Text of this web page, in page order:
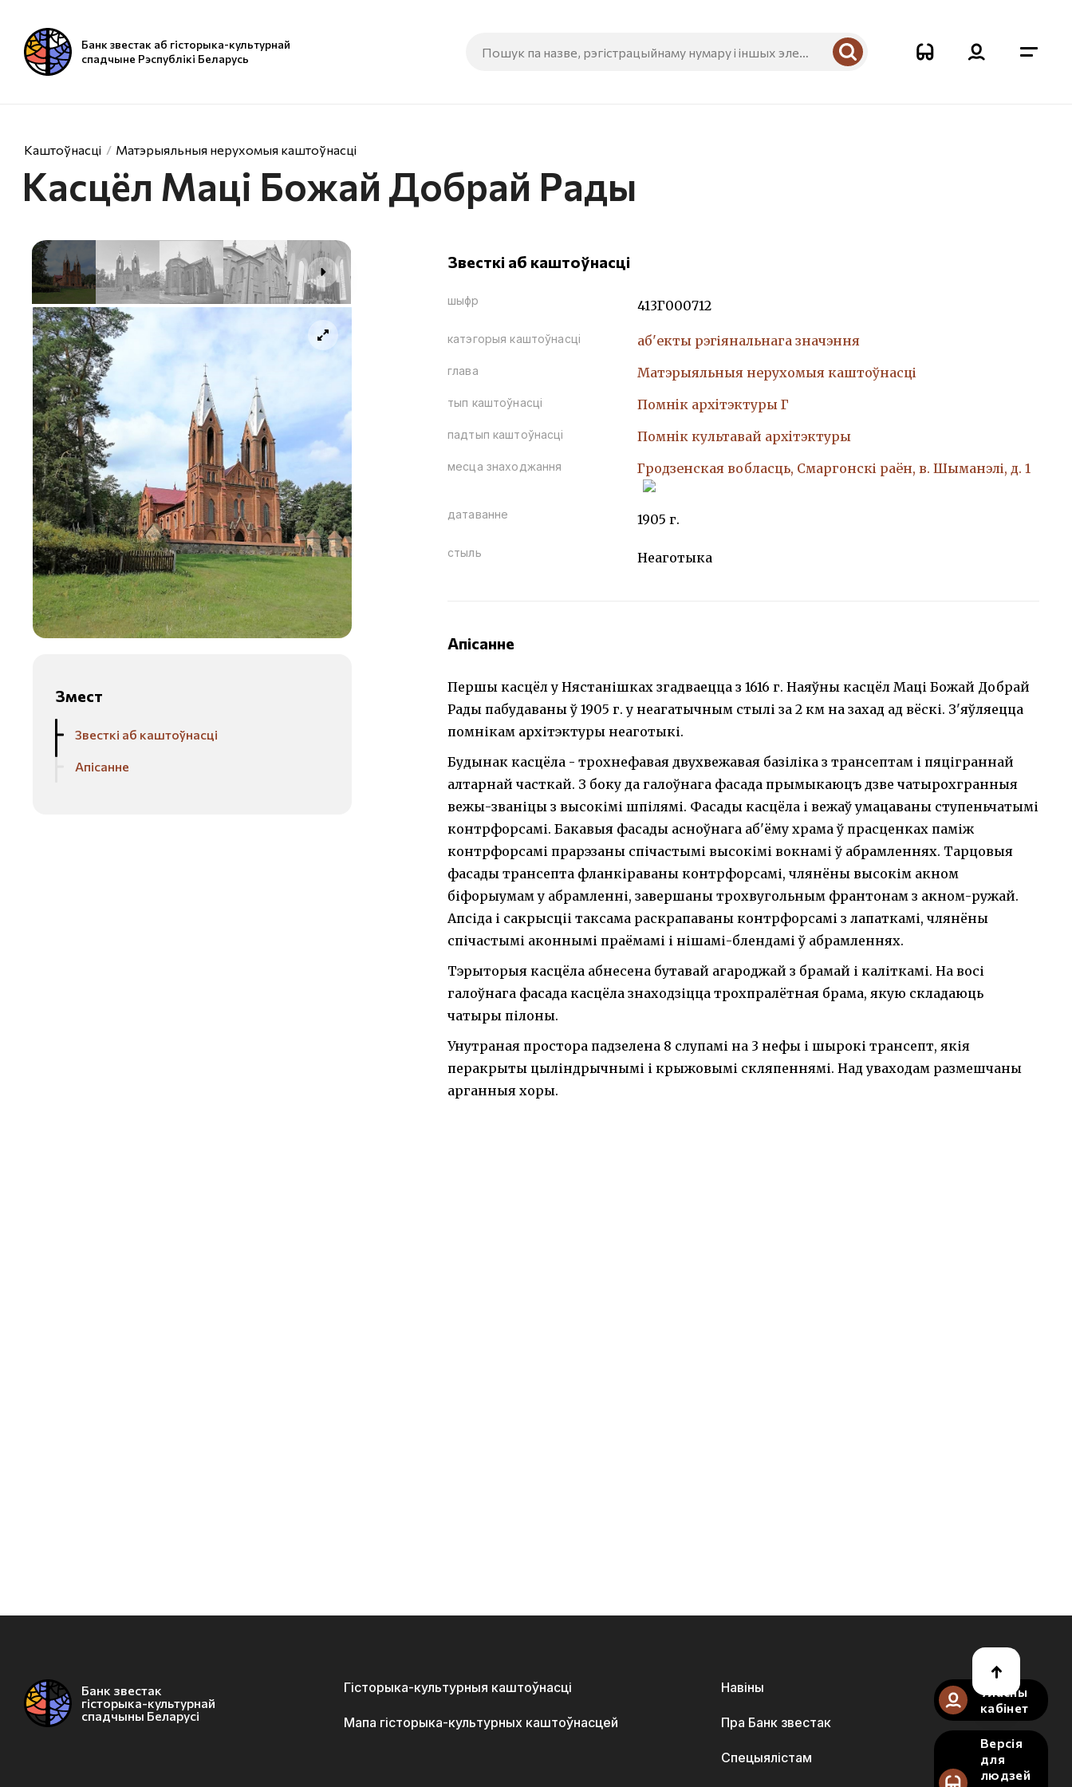
Банк звестак аб гісторыка-культурнай
спадчыне Рэспублікі Беларусь
Каштоўнасці Матэрыяльныя нерухомыя каштоўнасці
Касцёл Маці Божай Добрай Рады
Змест
Звесткі аб каштоўнасці
Апісанне
Звесткі аб каштоўнасці
шыфр 413Г000712
катэгорыя каштоўнасці аб'екты рэгіянальнага значэння
глава Матэрыяльныя нерухомыя каштоўнасці
тып каштоўнасці Помнiк архiтэктуры Г
падтып каштоўнасці Помнiк культавай архiтэктуры
месца знаходжання Гродзенская вобласць, Смаргонскі раён, в. Шыманэлі, д. 1
датаванне 1905 г.
стыль Неаготыка
Апісанне
Першы касцёл у Нястанішках згадваецца з 1616 г. Наяўны касцёл Маці Божай Добрай
Рады пабудаваны ў 1905 г. у неагатычным стылі за 2 км на захад ад вёскі. З'яўляецца
помнікам архітэктуры неаготыкі.
Будынак касцёла - трохнефавая двухвежавая базіліка з трансептам і пяціграннай
алтарнай часткай. З боку да галоўнага фасада прымыкаюцъ дзве чатырохгранныя
вежы-званіцы з высокімі шпілямі. Фасады касцёла і вежаў умацаваны ступеньчатымі
контрфорсамі. Бакавыя фасады асноўнага аб'ёму храма ў прасценках паміж
контрфорсамі прарэзаны спічастымі высокімі вокнамі ў абрамленнях. Тарцовыя
фасады трансепта фланкіраваны контрфорсамі, члянёны высокім акном
біфорыумам у абрамленні, завершаны трохвугольным франтонам з акном-ружай.
Апсіда і сакрысціі таксама раскрапаваны контрфорсамі з лапаткамі, члянёны
спічастымі аконнымі праёмамі і нішамі-блендамі ў абрамленнях.
Тэрыторыя касцёла абнесена бутавай агароджай з брамай і каліткамі. На восі
галоўнага фасада касцёла знаходзіцца трохпралётная брама, якую складаюць
чатыры пілоны.
Унутраная простора падзелена 8 слупамі на 3 нефы і шырокі трансепт, якія
перакрыты цыліндрычнымі і крыжовымі скляпеннямі. Над уваходам размешчаны
арганныя хоры.
Банк звестак
гісторыка-культурнай
спадчыны Беларусі
Гісторыка-культурныя каштоўнасці
Мапа гісторыка-культурных каштоўнасцей
Навіны
Пра Банк звестак
Спецыялістам
Уласны
кабінет
Версія
для
людзей